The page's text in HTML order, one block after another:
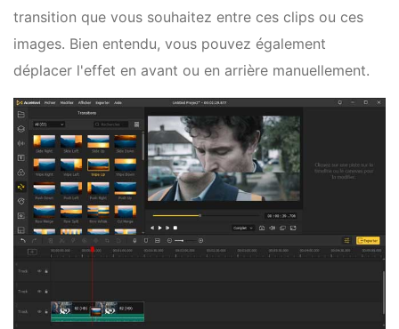
transition que vous souhaitez entre ces clips ou ces
images. Bien entendu, vous pouvez également
déplacer l'effet en avant ou en arrière manuellement.